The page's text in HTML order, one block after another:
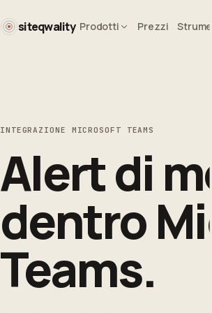
siteqwality Prodotti Prezzi
INTEGRAZIONE MICROSOFT TEAMS
Alert di
dentro
Teams.